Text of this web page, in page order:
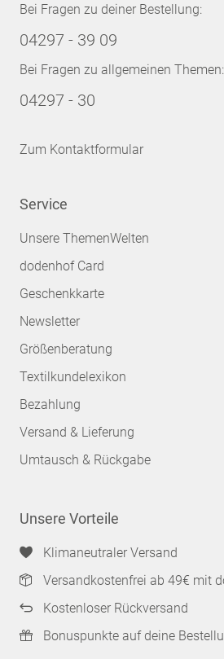
Bei Fragen zu deiner Bestellung:
04297 - 39 09
Bei Fragen zu allgemeinen Themen:
04297 - 30
Zum Kontaktformular
Service
Unsere ThemenWelten
dodenhof Card
Geschenkkarte
Newsletter
Größenberatung
Textilkundelexikon
Bezahlung
Versand & Lieferung
Umtausch & Rückgabe
Unsere Vorteile
Klimaneutraler Versand
Versandkostenfrei ab 49€ mit
Kostenloser Rückversand
Bonuspunkte auf deine